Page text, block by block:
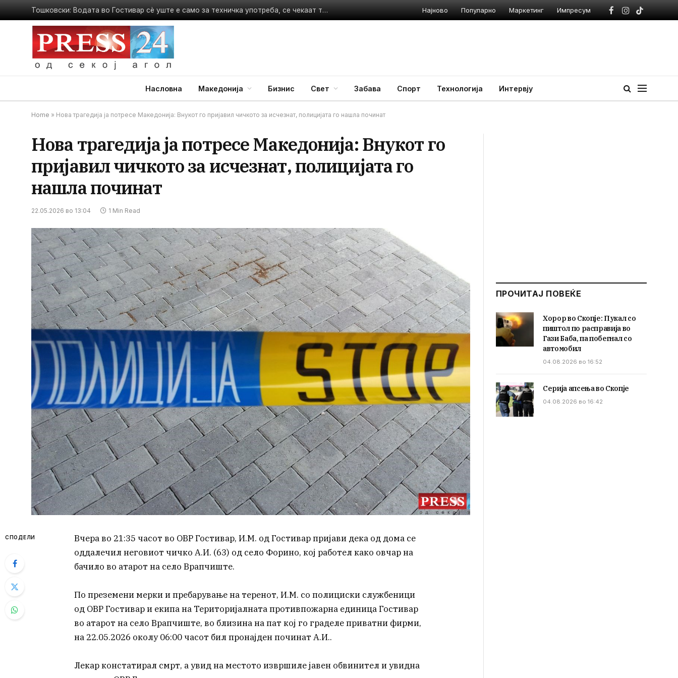
Тошковски: Водата во Гостивар сè уште е само за техничка употреба, се чекаат три исправни мерења Најново Популарно Маркетинг Импресум
Facebook
Instagram
TikTok
Насловна Македонија Бизнис Свет Забава Спорт Технологија Интервју
Home » Нова трагедија ја потресе Македонија: Внукот го пријавил чичкото за исчезнат, полицијата го нашла починат
Нова трагедија ја потресе Македонија: Внукот го
пријавил чичкото за исчезнат, полицијата го
нашла починат
22.05.2026 во 13:04 1 Min Read
СПОДЕЛИ
Вчера во 21:35 часот во ОВР Гостивар, И.М. од Гостивар пријави дека од дома се
оддалечил неговиот чичко А.И. (63) од село Форино, кој работел како овчар на
бачило во атарот на село Врапчиште.
По преземени мерки и пребарување на теренот, И.М. со полициски службеници
од ОВР Гостивар и екипа на Територијалната противпожарна единица Гостивар
во атарот на село Врапчиште, во близина на пат кој го граделе приватни фирми,
на 22.05.2026 околу 06:00 часот бил пронајден починат А.И..
Лекар констатирал смрт, а увид на местото извршиле јавен обвинител и увидна
ПРОЧИТАЈ ПОВЕЌЕ
Хорор во Скопје: Пукал со
пиштол по расправија во
Гази Баба, па побегнал со
автомобил
04.08.2026 во 16:52
Серија апсења во Скопје
04.08.2026 во 16:42